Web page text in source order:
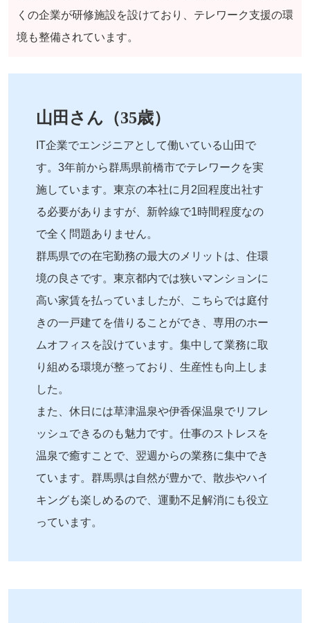
くの企業が研修施設を設けており、テレワーク支援の環
境も整備されています。
山田さん（35歳）
IT企業でエンジニアとして働いている山田で
す。3年前から群馬県前橋市でテレワークを実
施しています。東京の本社に月2回程度出社す
る必要がありますが、新幹線で1時間程度なの
で全く問題ありません。
群馬県での在宅勤務の最大のメリットは、住環
境の良さです。東京都内では狭いマンションに
高い家賃を払っていましたが、こちらでは庭付
きの一戸建てを借りることができ、専用のホー
ムオフィスを設けています。集中して業務に取
り組める環境が整っており、生産性も向上しま
した。
また、休日には草津温泉や伊香保温泉でリフレ
ッシュできるのも魅力です。仕事のストレスを
温泉で癒すことで、翌週からの業務に集中でき
ています。群馬県は自然が豊かで、散歩やハイ
キングも楽しめるので、運動不足解消にも役立
っています。